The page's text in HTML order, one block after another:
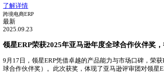
免费试用
最新
2025.06.13
2025跨境SaaS行业报告：领星ERP市场
领星ERP持续领跑跨境电商ERP市场，在跨